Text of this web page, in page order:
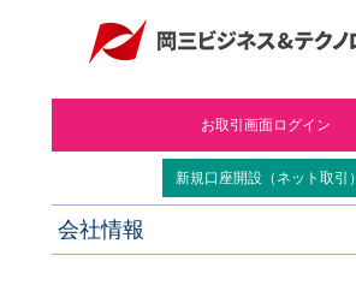
お取引画面ログイン
新規口座開設（ネット取引）
会社情報